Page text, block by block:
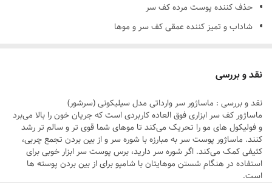
حذف کننده پوست مرده کف سر
شاداب و تمیز کننده عمقی کف سر و موها
مناسب برای انواع پوست سر ( چرب، خشک، حساس )
متریال با کیفیت و درجه یک
کاملا ضدآب
جنس سیلیکونی
نقد و بررسی
نقد و بررسی : ماساژور سر وارداتی مدل سیلیکونی (سرشور)
ماساژور کف سر ابزاری فوق العاده کاربردی است که جریان خون را بالا می‌برد
و فولیکول های مو را تحریک می‌کند تا موهای شما قوی تر و سالم تر رشد
کنند. ماساژور پوست سر به مبارزه با شوره سر و از بین بردن تجمع چربی،
کثیفی کمک می‌کند. اگر شوره سر دارید، برس پوست سر ابزار خوبی برای
استفاده در هنگام شستن موهایتان با شامپو برای از بین بردن پوسته ها
است.